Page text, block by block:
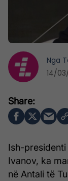
Ish-
Ivanov, ka
në Antali të
Nga
14/